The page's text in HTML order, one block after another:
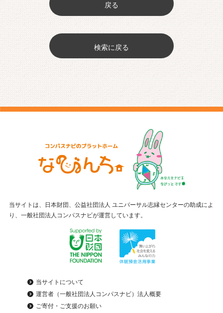
戻る
検索に戻る
当サイトは、日本財団、公益社団法人 ユニバーサル志縁センターの助成によ
り、一般社団法人コンパスナビが運営しています。
当サイトについて
運営者（一般社団法人コンパスナビ）法人概要
ご寄付・ご支援のお願い